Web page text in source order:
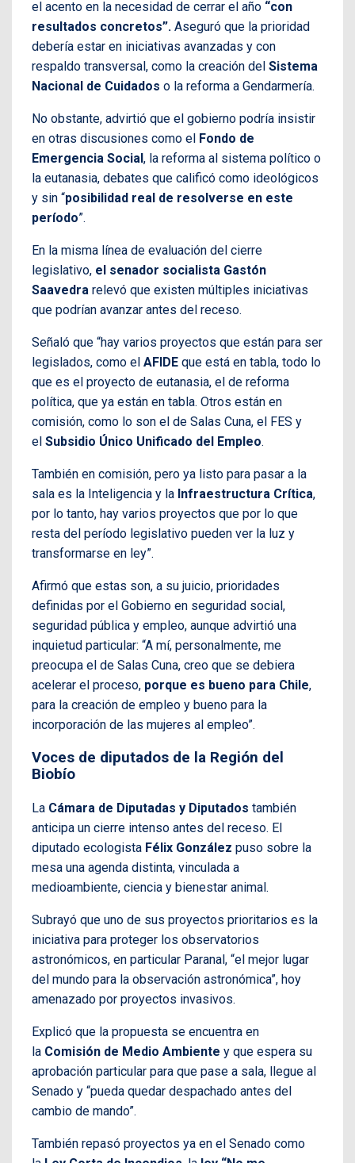
el acento en la necesidad de cerrar el año “con
resultados concretos”. Aseguró que la prioridad
debería estar en iniciativas avanzadas y con
respaldo transversal, como la creación del Sistema
Nacional de Cuidados o la reforma a Gendarmería.
No obstante, advirtió que el gobierno podría insistir
en otras discusiones como el Fondo de
Emergencia Social, la reforma al sistema político o
la eutanasia, debates que calificó como ideológicos
y sin “posibilidad real de resolverse en este
período”.
En la misma línea de evaluación del cierre
legislativo, el senador socialista Gastón
Saavedra relevó que existen múltiples iniciativas
que podrían avanzar antes del receso.
Señaló que “hay varios proyectos que están para ser
legislados, como el AFIDE que está en tabla, todo lo
que es el proyecto de eutanasia, el de reforma
política, que ya están en tabla. Otros están en
comisión, como lo son el de Salas Cuna, el FES y
el Subsidio Único Unificado del Empleo.
También en comisión, pero ya listo para pasar a la
sala es la Inteligencia y la Infraestructura Crítica,
por lo tanto, hay varios proyectos que por lo que
resta del período legislativo pueden ver la luz y
transformarse en ley”.
Afirmó que estas son, a su juicio, prioridades
definidas por el Gobierno en seguridad social,
seguridad pública y empleo, aunque advirtió una
inquietud particular: “A mí, personalmente, me
preocupa el de Salas Cuna, creo que se debiera
acelerar el proceso, porque es bueno para Chile,
para la creación de empleo y bueno para la
incorporación de las mujeres al empleo”.
Voces de diputados de la Región del
Biobío
La Cámara de Diputadas y Diputados también
anticipa un cierre intenso antes del receso. El
diputado ecologista Félix González puso sobre la
mesa una agenda distinta, vinculada a
medioambiente, ciencia y bienestar animal.
Subrayó que uno de sus proyectos prioritarios es la
iniciativa para proteger los observatorios
astronómicos, en particular Paranal, “el mejor lugar
del mundo para la observación astronómica”, hoy
amenazado por proyectos invasivos.
Explicó que la propuesta se encuentra en
la Comisión de Medio Ambiente y que espera su
aprobación particular para que pase a sala, llegue al
Senado y “pueda quedar despachado antes del
cambio de mando”.
También repasó proyectos ya en el Senado como